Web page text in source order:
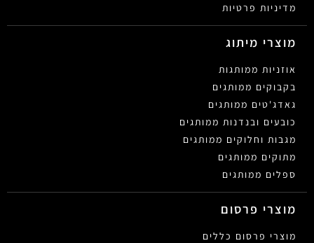
מדיניות פרטיות
מוצרי מיתוג
אוזניות ממותגות
בקבוקים ממותגים
גאדג'טים ממותגים
כובעים ובנדנות ממותגים
מגבות וחלוקים ממותגים
מתוקים ממותגים
ספלים ממותגים
מוצרי פרסום
מוצרי פרסום כללים